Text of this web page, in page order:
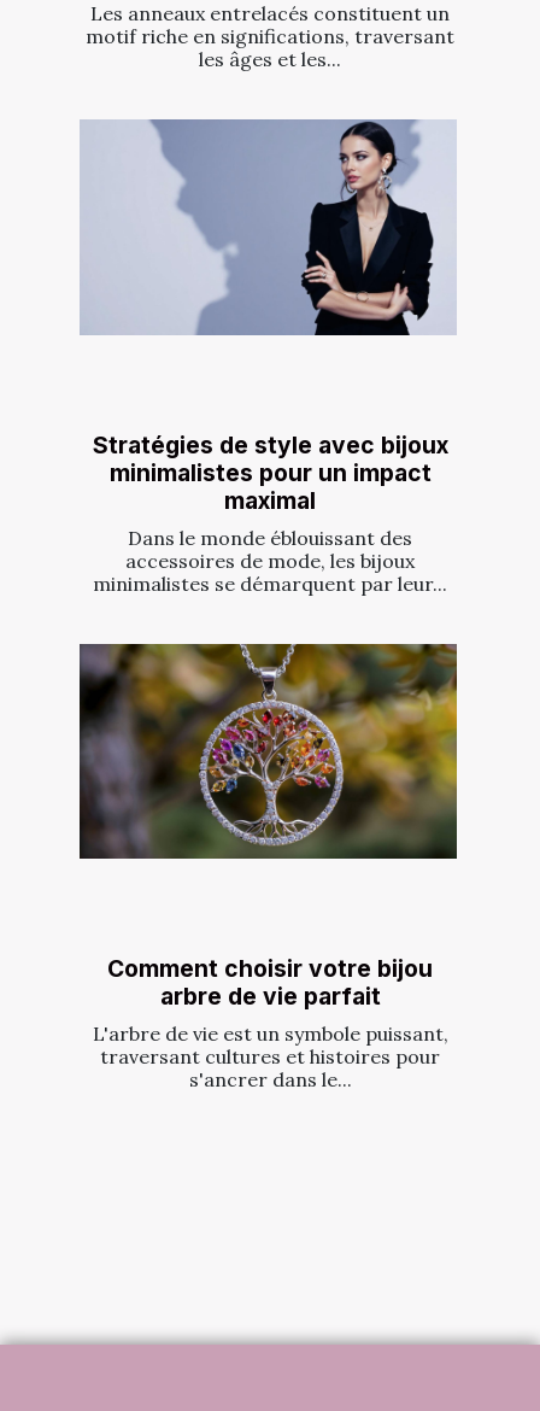
Les anneaux entrelacés constituent un
motif riche en significations, traversant
les âges et les...
Stratégies de style avec bijoux
minimalistes pour un impact
maximal
Dans le monde éblouissant des
accessoires de mode, les bijoux
minimalistes se démarquent par leur...
Comment choisir votre bijou
arbre de vie parfait
L'arbre de vie est un symbole puissant,
traversant cultures et histoires pour
s'ancrer dans le...